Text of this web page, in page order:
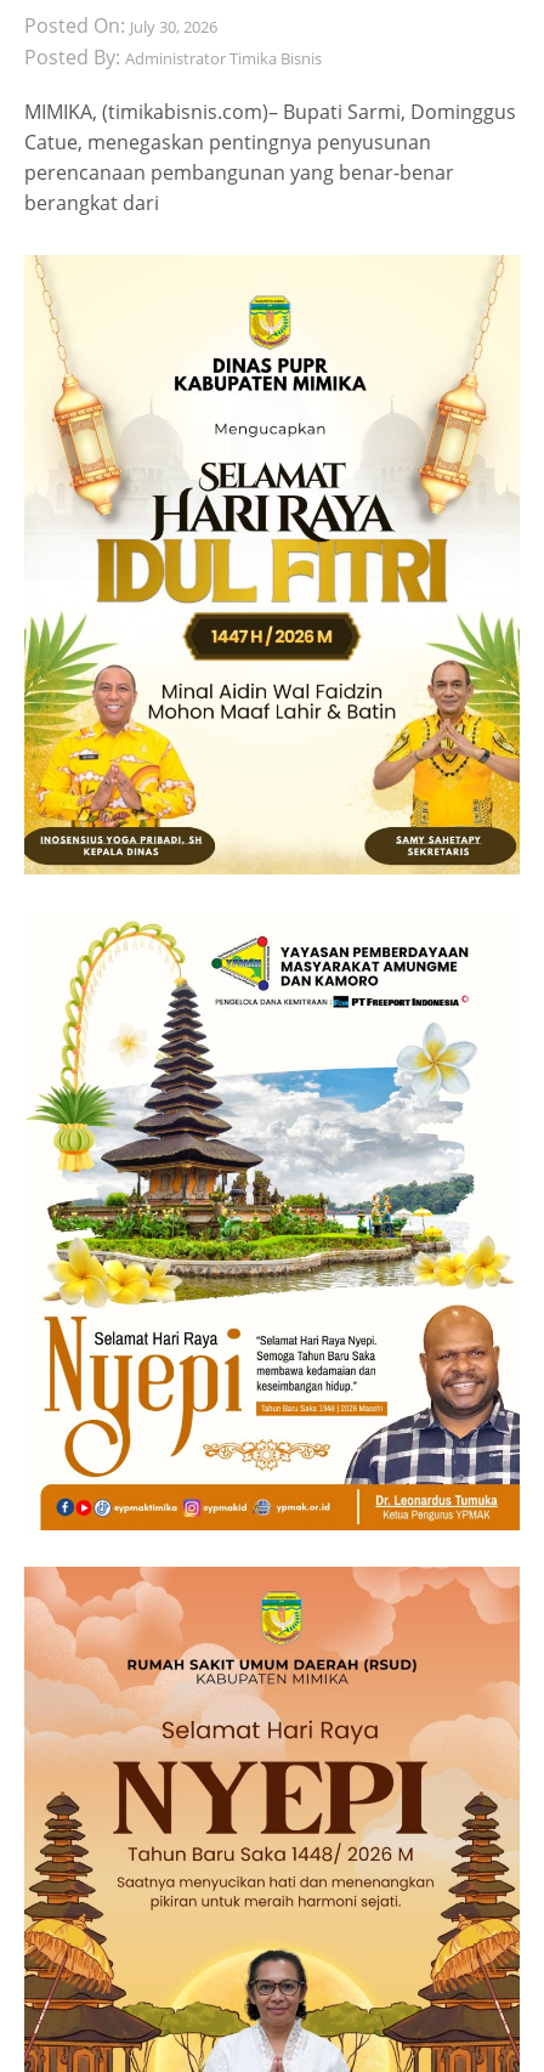
Posted On: July 30, 2026
Posted By: Administrator Timika Bisnis
MIMIKA, (timikabisnis.com)– Bupati Sarmi, Dominggus
Catue, menegaskan pentingnya penyusunan
perencanaan pembangunan yang benar-benar
berangkat dari